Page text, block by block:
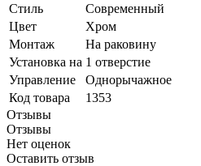
Стиль
Современный
Цвет
Хром
Монтаж
На раковину
Установка на 1 отверстие
Управление
Однорычажное
Код товара
1353
Отзывы
Отзывы
Нет оценок
Оставить отзыв